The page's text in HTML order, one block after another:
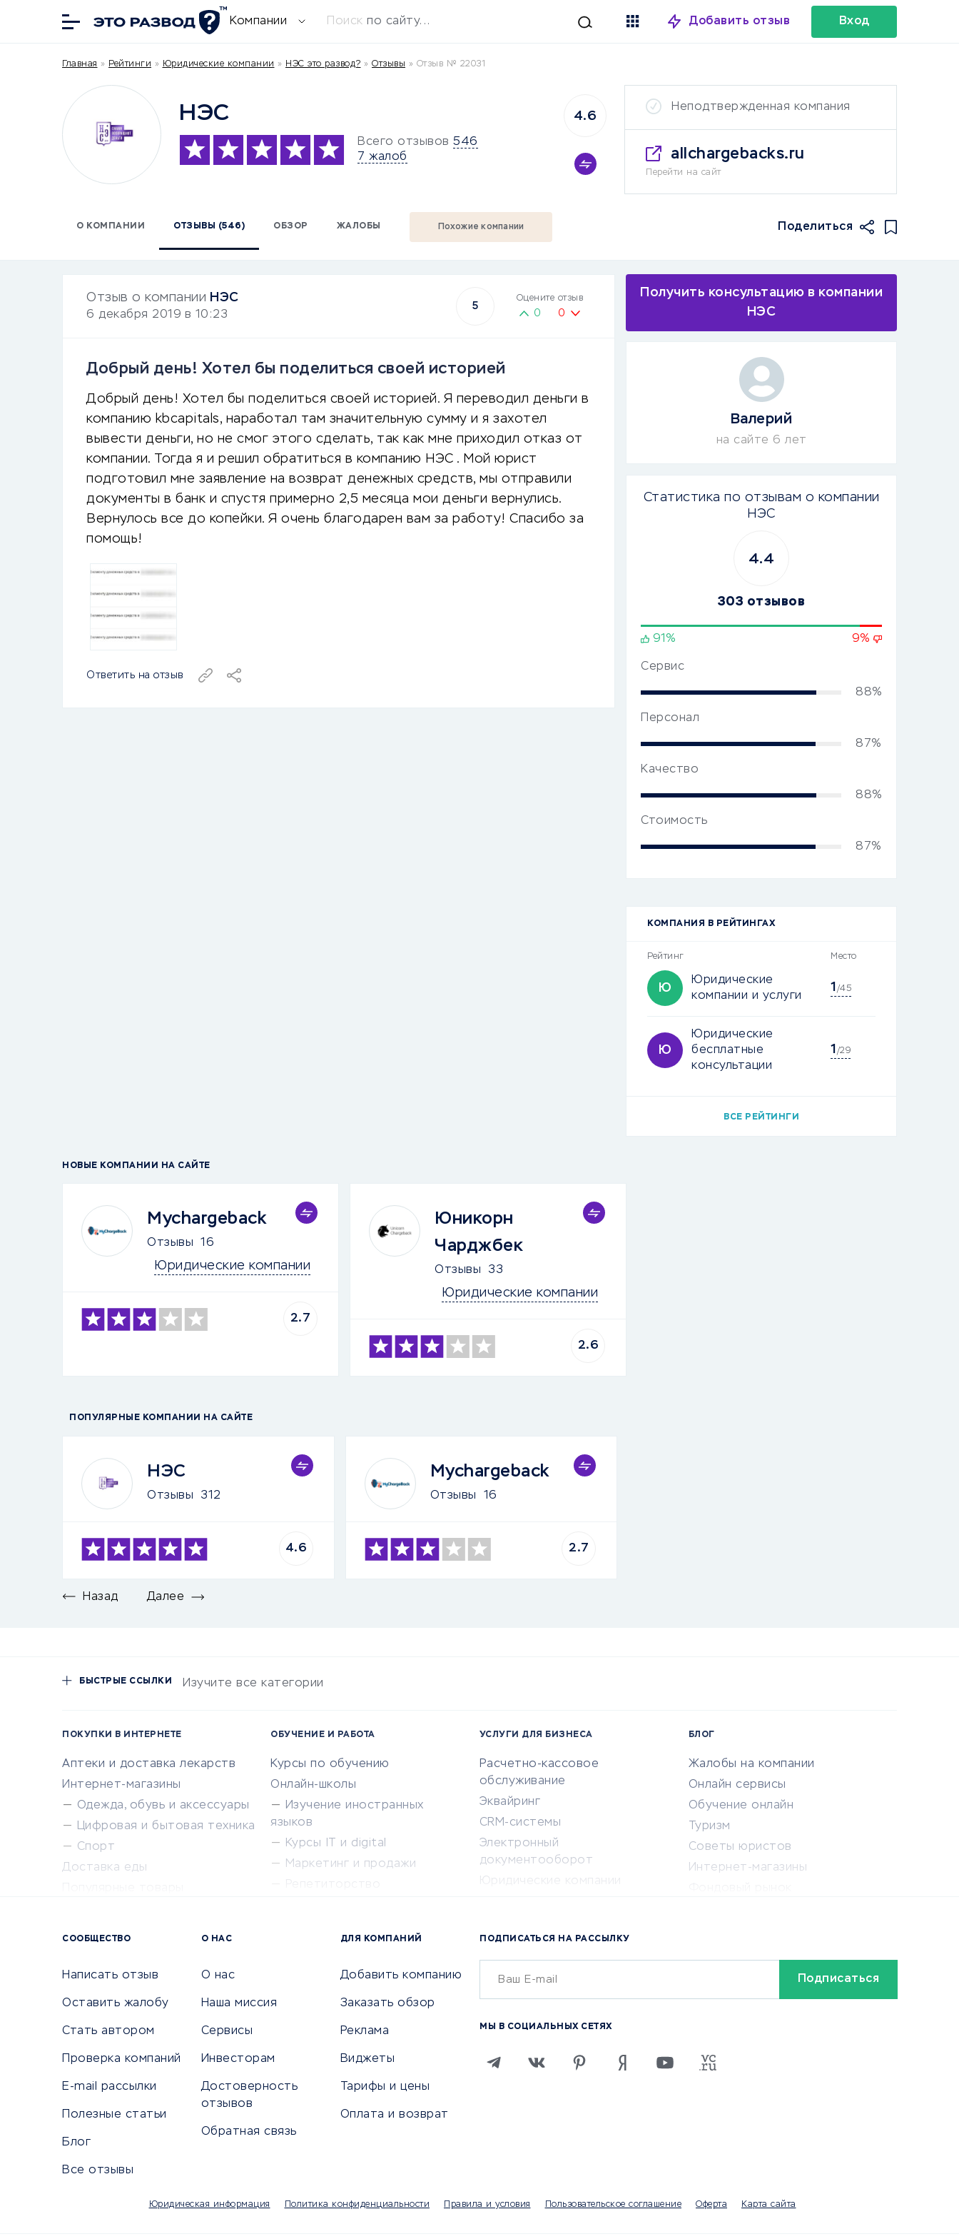
Компании Поиск по сайту... Добавить отзыв Вход
Главная » Рейтинги » Юридические компании » НЭС это развод? » Отзывы » Отзыв № 22031
НЭС
Всего отзывов 546
7 жалоб
4.6
Неподтвержденная компания
allchargebacks.ru
Перейти на сайт
О КОМПАНИИ ОТЗЫВЫ (546) ОБЗОР ЖАЛОБЫ Похожие компании Поделиться
Отзыв о компании НЭС
6 декабря 2019 в 10:23
5
Оцените отзыв
0 0
Добрый день! Хотел бы поделиться своей историей
Добрый день! Хотел бы поделиться своей историей. Я переводил деньги в
компанию kbcapitals, наработал там значительную сумму и я захотел
вывести деньги, но не смог этого сделать, так как мне приходил отказ от
компании. Тогда я и решил обратиться в компанию НЭС . Мой юрист
подготовил мне заявление на возврат денежных средств, мы отправили
документы в банк и спустя примерно 2,5 месяца мои деньги вернулись.
Вернулось все до копейки. Я очень благодарен вам за работу! Спасибо за
помощь!
Ответить на отзыв
Получить консультацию в компании
НЭС
Валерий
на сайте 6 лет
Статистика по отзывам о компании
НЭС
4.4
303 отзывов
91% 9%
Сервис
88%
Персонал
87%
Качество
88%
Стоимость
87%
КОМПАНИЯ В РЕЙТИНГАХ
Рейтинг Место
Ю
Юридические
компании и услуги
1 /45
Ю
Юридические
бесплатные
консультации
1 /29
ВСЕ РЕЙТИНГИ
НОВЫЕ КОМПАНИИ НА САЙТЕ
Mychargeback
Отзывы 16
Юридические компании
2.7
Юникорн
Чарджбек
Отзывы 33
Юридические компании
2.6
ПОПУЛЯРНЫЕ КОМПАНИИ НА САЙТЕ
НЭС
Отзывы 312
4.6
Mychargeback
Отзывы 16
2.7
Назад Далее
БЫСТРЫЕ ССЫЛКИ Изучите все категории
ПОКУПКИ В ИНТЕРНЕТЕ
Аптеки и доставка лекарств
Интернет-магазины
Одежда, обувь и аксессуары
Цифровая и бытовая техника
Спорт
Доставка еды
ОБУЧЕНИЕ И РАБОТА
Курсы по обучению
Онлайн-школы
Изучение иностранных
языков
Курсы IT и digital
Маркетинг и продажи
Университеты
УСЛУГИ ДЛЯ БИЗНЕСА
Расчетно-кассовое
обслуживание
Эквайринг
CRM-системы
Электронный
документооборот
Юридические компании
Бухгалтерия онлайн
Онлайн-кассы
SERM
Кредитные карты
Дебетовые карты
Микрофинансовые организации
Платежные системы
Покупка билетов
Бронирование отелей
Санатории
Авиакомпании
БЛОГ
Жалобы на компании
Онлайн сервисы
Обучение онлайн
Туризм
Советы юристов
Интернет-магазины
СООБЩЕСТВО
Написать отзыв
Оставить жалобу
Стать автором
Проверка компаний
E-mail рассылки
Полезные статьи
Блог
Все отзывы
О НАС
О нас
Наша миссия
Сервисы
Инвесторам
Достоверность
отзывов
Обратная связь
ДЛЯ КОМПАНИЙ
Добавить компанию
Заказать обзор
Реклама
Виджеты
Тарифы и цены
Оплата и возврат
ПОДПИСАТЬСЯ НА РАССЫЛКУ
МЫ В СОЦИАЛЬНЫХ СЕТЯХ
Юридическая информация Политика конфиденциальности Правила и условия Пользовательское соглашение Оферта Карта сайта